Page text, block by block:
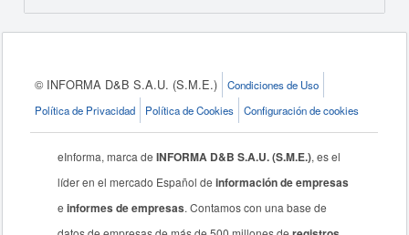
© INFORMA D&B S.A.U. (S.M.E.)
Condiciones de Uso
Política de Privacidad
Política de Cookies Configuración de cookies
eInforma, marca deINFORMA D&B S.A.U. (S.M.E.), es el
líder en el mercado Español deinformación de empresas
einformes de empresas. Contamos con una base de